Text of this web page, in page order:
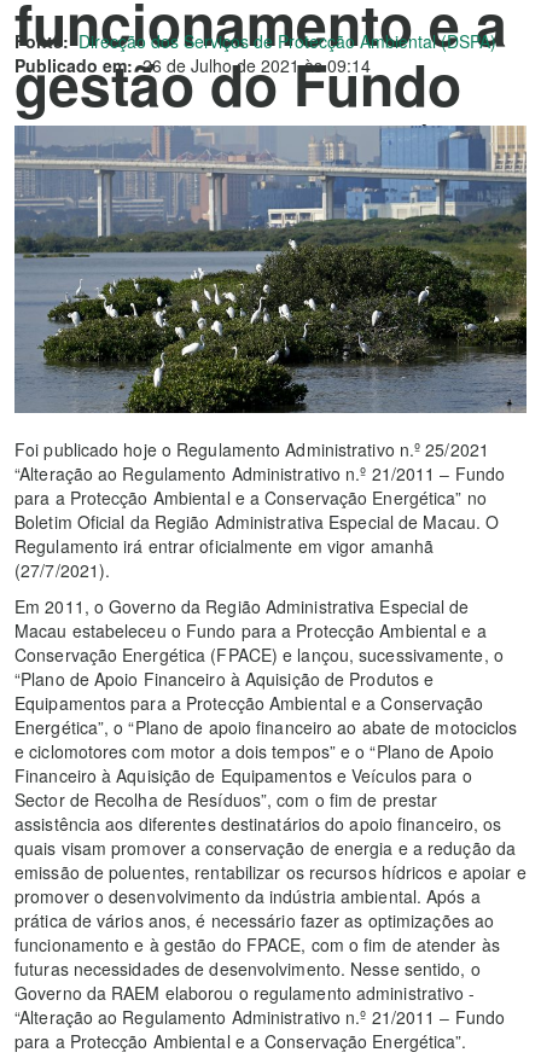
funcionamento e a
gestão do Fundo
para a Protecção
Ambiental e a
Conservação
Energética
Fonte: Direcção dos Serviços de Protecção Ambiental (DSPA)
Publicado em: 26 de Julho de 2021 às 09:14
Foi publicado hoje o Regulamento Administrativo n.º 25/2021
“Alteração ao Regulamento Administrativo n.º 21/2011 ‒ Fundo
para a Protecção Ambiental e a Conservação Energética” no
Boletim Oficial da Região Administrativa Especial de Macau. O
Regulamento irá entrar oficialmente em vigor amanhã
(27/7/2021).
Em 2011, o Governo da Região Administrativa Especial de
Macau estabeleceu o Fundo para a Protecção Ambiental e a
Conservação Energética (FPACE) e lançou, sucessivamente, o
“Plano de Apoio Financeiro à Aquisição de Produtos e
Equipamentos para a Protecção Ambiental e a Conservação
Energética”, o “Plano de apoio financeiro ao abate de motociclos
e ciclomotores com motor a dois tempos” e o “Plano de Apoio
Financeiro à Aquisição de Equipamentos e Veículos para o
Sector de Recolha de Resíduos”, com o fim de prestar
assistência aos diferentes destinatários do apoio financeiro, os
quais visam promover a conservação de energia e a redução da
emissão de poluentes, rentabilizar os recursos hídricos e apoiar e
promover o desenvolvimento da indústria ambiental. Após a
prática de vários anos, é necessário fazer as optimizações ao
funcionamento e à gestão do FPACE, com o fim de atender às
futuras necessidades de desenvolvimento. Nesse sentido, o
Governo da RAEM elaborou o regulamento administrativo -
“Alteração ao Regulamento Administrativo n.º 21/2011 ‒ Fundo
para a Protecção Ambiental e a Conservação Energética”.